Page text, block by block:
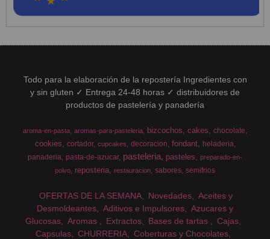
Todo para la elaboración de la repostería Ingredientes con
y sin gluten ✓ Entrega 24-48 horas ✓ distribuidores de
productos de pastelería y panadería
aroma-en-pasta aromas-para-pasteleria bizcochos cakes chocolate
cookies cortador cupcakes decoracion fondant
heladeria
panaderia pasta-de-azucar pasteleria pasteles
preparado-en-
polvo
reposteria restauracion sabores semifrios
OFERTAS DE LA SEMANA Novedades
Aceites y
Desmoldeantes
Aditivos e Impulsores
Azucares y
Glucosas
Aromas Extractos Bases de tartas
Cajas
Capsulas
CHURRERIA
Coberturas y Chocolates